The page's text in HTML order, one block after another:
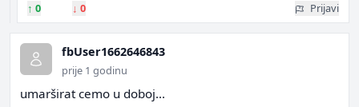
↑ 0 ↓ 0 Prijavi
fbUser1662646843
prije 1 godinu
umarširat cemo u doboj...